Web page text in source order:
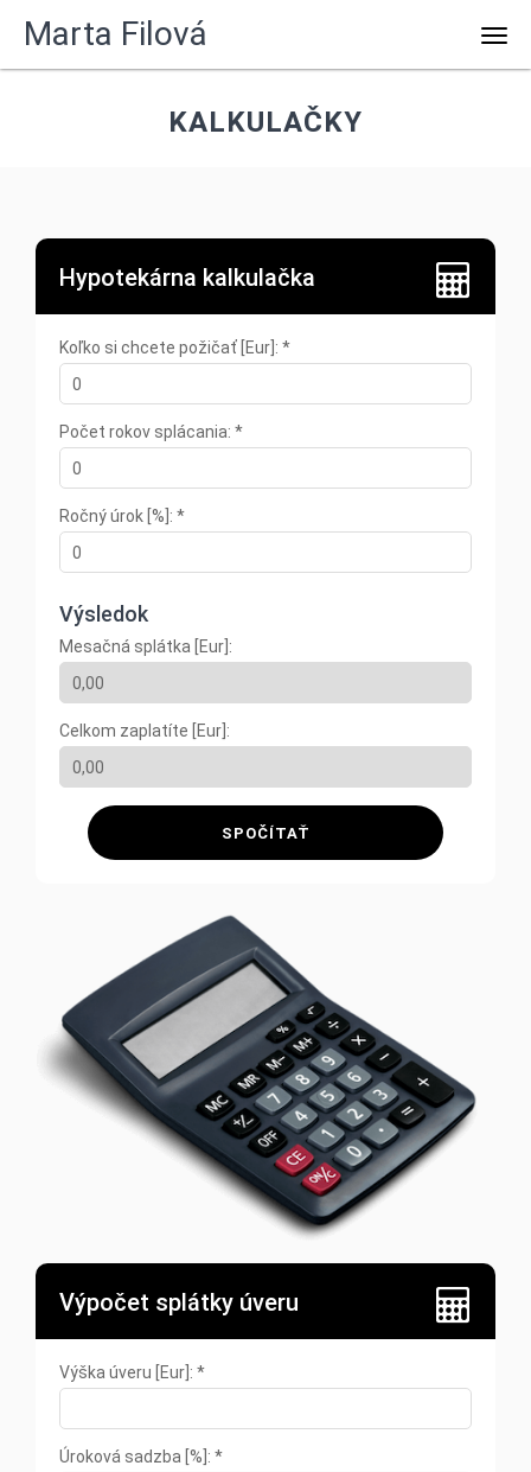
Marta Filová
KALKULAČKY
Hypotekárna kalkulačka
Koľko si chcete požičať [Eur]: *
Počet rokov splácania: *
Ročný úrok [%]: *
Výsledok
Mesačná splátka [Eur]:
Celkom zaplatíte [Eur]:
SPOČÍTAŤ
Výpočet splátky úveru
Výška úveru [Eur]: *
Úroková sadzba [%]: *